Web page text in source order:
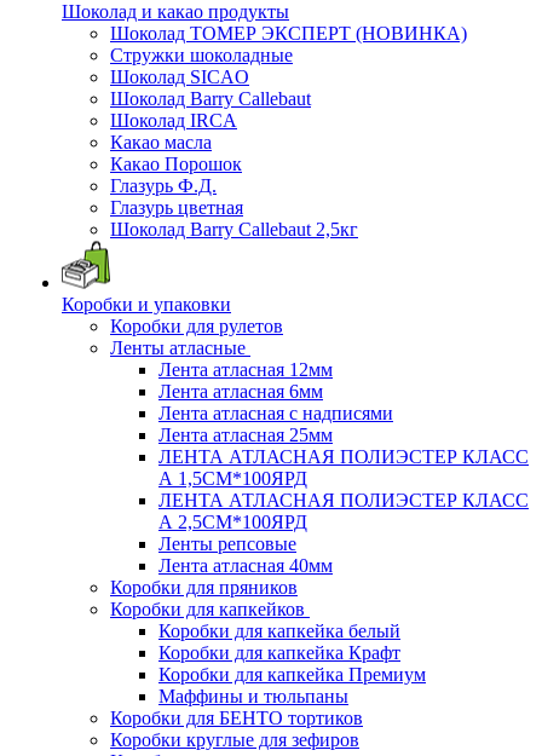
Шоколад и какао продукты
Шоколад ТОМЕР ЭКСПЕРТ (НОВИНКА)
Стружки шоколадные
Шоколад SICAO
Шоколад Barry Callebaut
Шоколад IRCA
Какао масла
Какао Порошок
Глазурь Ф.Д.
Глазурь цветная
Шоколад Barry Callebaut 2,5кг
Коробки и упаковки
Коробки для рулетов
Ленты атласные
Лента атласная 12мм
Лента атласная 6мм
Лента атласная с надписями
Лента атласная 25мм
ЛЕНТА АТЛАСНАЯ ПОЛИЭСТЕР КЛАСС
А 1,5СМ*100ЯРД
ЛЕНТА АТЛАСНАЯ ПОЛИЭСТЕР КЛАСС
А 2,5СМ*100ЯРД
Ленты репсовые
Лента атласная 40мм
Коробки для пряников
Коробки для капкейков
Коробки для капкейка белый
Коробки для капкейка Крафт
Коробки для капкейка Премиум
Маффины и тюльпаны
Коробки для БЕНТО тортиков
Коробки круглые для зефиров